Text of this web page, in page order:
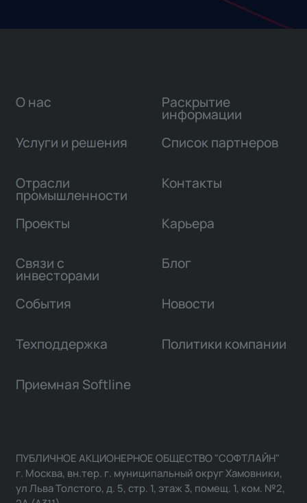
О нас
Услуги и решения
Отрасли
промышленности
Проекты
Связи с
инвесторами
Раскрытие
информации
Список партнеров
Контакты
Карьера
Блог
События Новости
Техподдержка Политики компании
Приемная Softline
ПУБЛИЧНОЕ АКЦИОНЕРНОЕ ОБЩЕСТВО "СОФТЛАЙН"
г. Москва, вн.тер. г. муниципальный округ Хамовники,
ул Льва Толстого, д. 5, стр. 1, этаж 3, помещ. 1, ком. №2,